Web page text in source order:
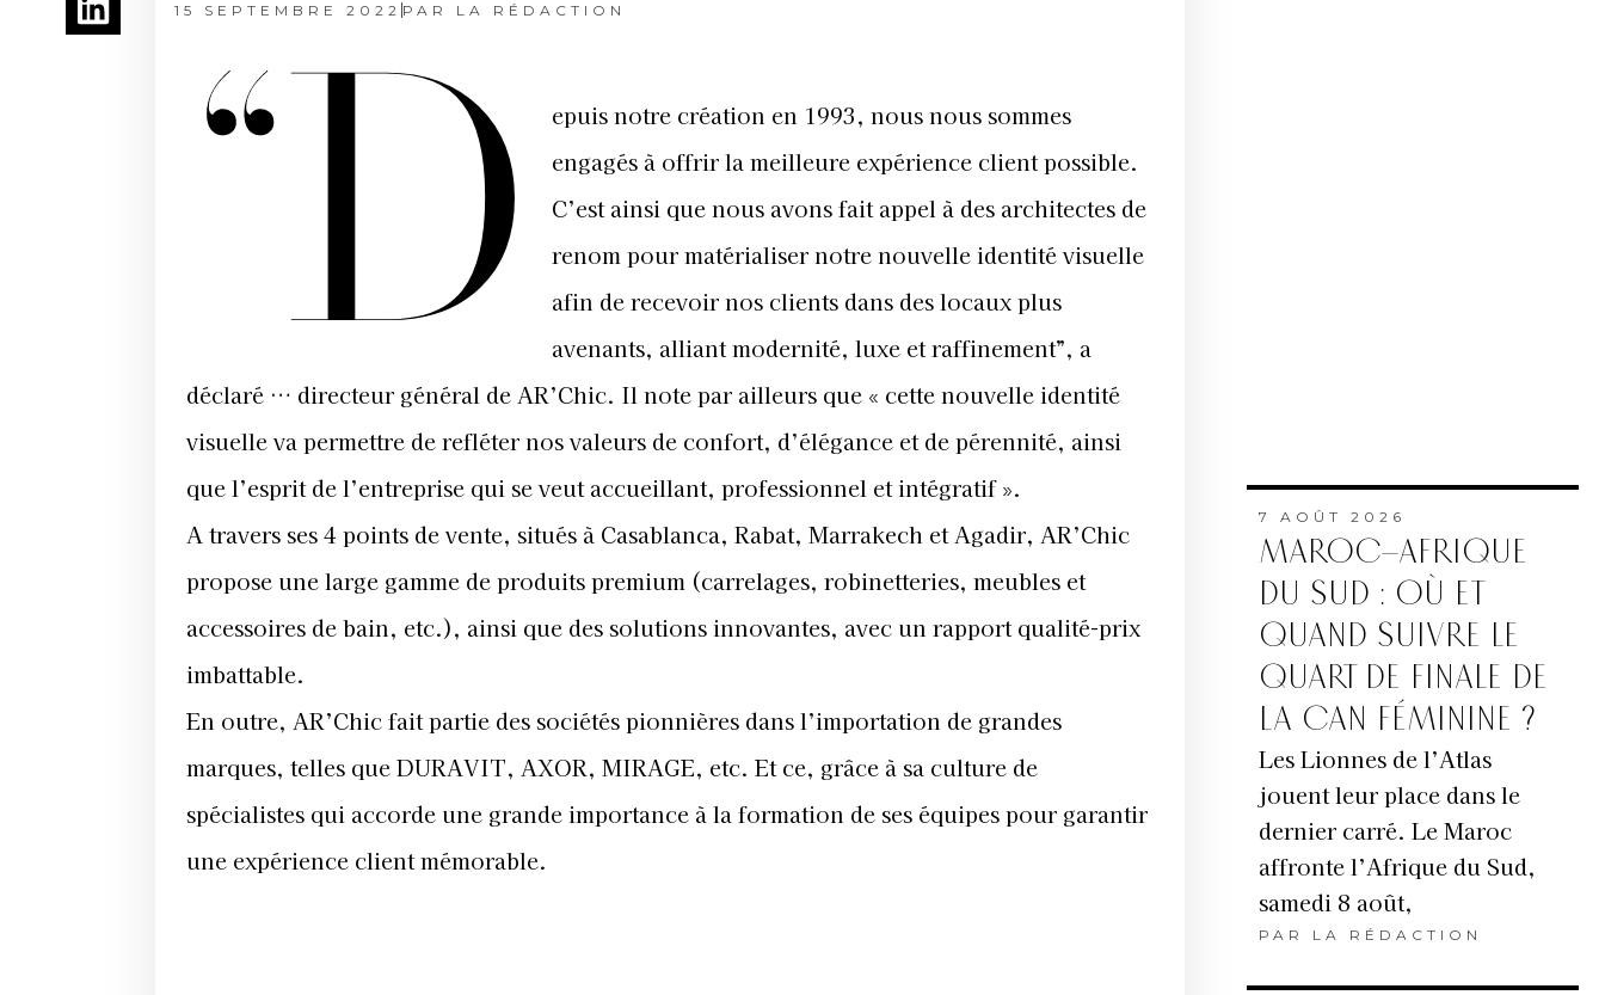
15 SEPTEMBRE 2022 PAR LA RÉDACTION
“D
epuis notre création en 1993, nous nous sommes
engagés à offrir la meilleure expérience client possible.
C’est ainsi que nous avons fait appel à des architectes de
renom pour matérialiser notre nouvelle identité visuelle
afin de recevoir nos clients dans des locaux plus
avenants, alliant modernité, luxe et raffinement”, a
déclaré … directeur général de AR’Chic. Il note par ailleurs que « cette nouvelle identité
visuelle va permettre de refléter nos valeurs de confort, d’élégance et de pérennité, ainsi
que l’esprit de l’entreprise qui se veut accueillant, professionnel et intégratif ».
A travers ses 4 points de vente, situés à Casablanca, Rabat, Marrakech et Agadir, AR’Chic
propose une large gamme de produits premium (carrelages, robinetteries, meubles et
accessoires de bain, etc.), ainsi que des solutions innovantes, avec un rapport qualité-prix
imbattable.
En outre, AR’Chic fait partie des sociétés pionnières dans l’importation de grandes
marques, telles que DURAVIT, AXOR, MIRAGE, etc. Et ce, grâce à sa culture de
spécialistes qui accorde une grande importance à la formation de ses équipes pour garantir
une expérience client mémorable.
7 AOÛT 2026
MAROC–AFRIQUE
DU SUD : OÙ ET
QUAND SUIVRE LE
QUART DE FINALE DE
LA CAN FÉMININE ?
Les Lionnes de l’Atlas
jouent leur place dans le
dernier carré. Le Maroc
affronte l’Afrique du Sud,
samedi 8 août,
PAR LA RÉDACTION